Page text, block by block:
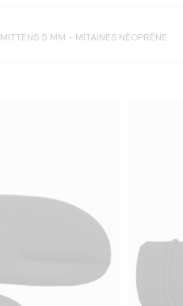
MITTENS 5 MM - MITAINES NÉOPRÈNE